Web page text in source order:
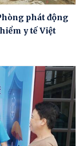
phát động
y tế Việt